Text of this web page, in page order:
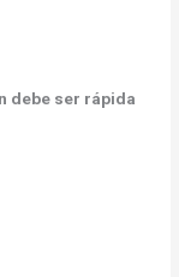
debe ser rápida